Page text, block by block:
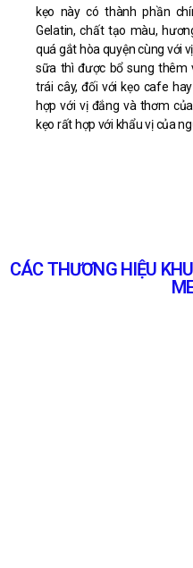
kẹo này có thành phần
Gelatin, chất tạo màu,
quá gắt hòa quyện cùng với
sữa thì được bổ sung thêm
trái cây, đối với kẹo cafe
hợp với vị đắng và thơm
kẹo rất hợp với khẩu vị của
CÁC THƯƠNG HIỆU